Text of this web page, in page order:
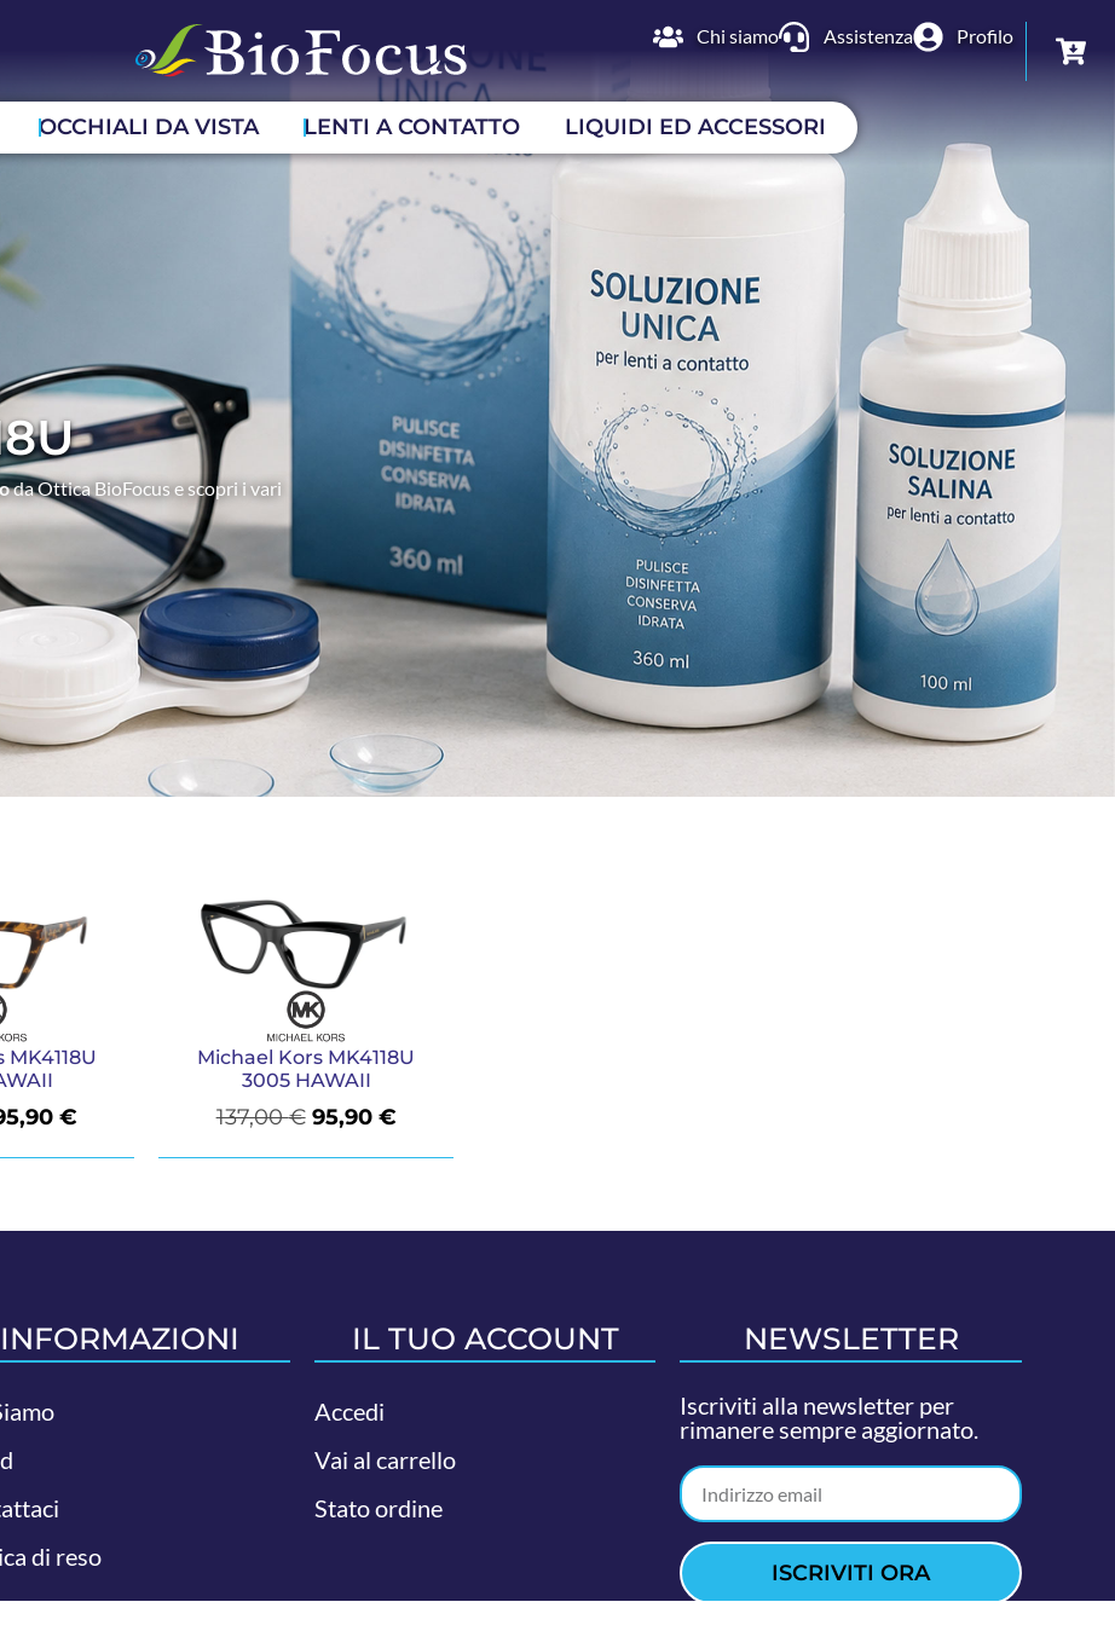
Chi siamo Assistenza Profilo
OCCHIALI DA VISTA LENTI A CONTATTO LIQUIDI ED ACCESSORI
da Ottica BioFocus e scopri i vari
€
Michael Kors MK4118U
3005 HAWAII
137,00€ 95,90 €
INFORMAZIONI
di reso
IL TUO ACCOUNT
Accedi
Vai al carrello
Stato ordine
NEWSLETTER
Iscriviti alla newsletter per
rimanere sempre aggiornato.
ISCRIVITI ORA